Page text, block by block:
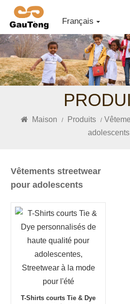
Français
Maison / Produits /
adolescents
Vêtements streetwear
pour adolescents
T-Shirts courts Tie & Dye